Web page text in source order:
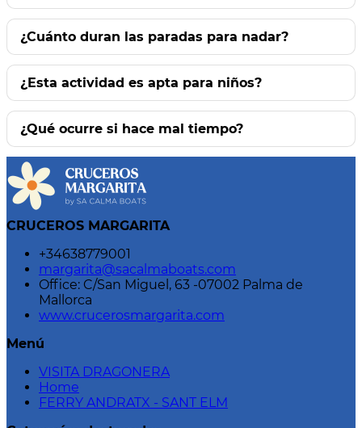
¿Cuánto duran las paradas para nadar?
¿Esta actividad es apta para niños?
¿Qué ocurre si hace mal tiempo?
CRUCEROS MARGARITA
+34638779001
margarita@sacalmaboats.com
Office: C/San Miguel, 63 -07002 Palma de
Mallorca
www.crucerosmargarita.com
Menú
VISITA DRAGONERA
Home
FERRY ANDRATX - SANT ELM